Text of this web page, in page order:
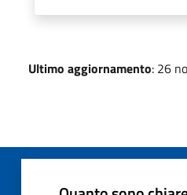
Ultimo aggiornamento: 26